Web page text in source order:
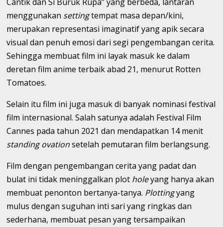
menggunakan settingtempat masa depan/kini,
merupakan representasi imaginatif yang apik secara
visual dan penuh emosi dari segi pengembangan cerita.
Sehingga membuat film ini layak masuk ke dalam
deretan film anime terbaik abad 21, menurut Rotten
Tomatoes.
Selain itu film ini juga masuk di banyak nominasi festival
film internasional. Salah satunya adalah Festival Film
Cannes pada tahun 2021 dan mendapatkan 14 menit
standing ovationsetelah pemutaran film berlangsung.
Film dengan pengembangan cerita yang padat dan
bulat ini tidak meninggalkan plot holeyang hanya akan
membuat penonton bertanya-tanya. Plottingyang
mulus dengan suguhan inti sari yang ringkas dan
sederhana, membuat pesan yang tersampaikan